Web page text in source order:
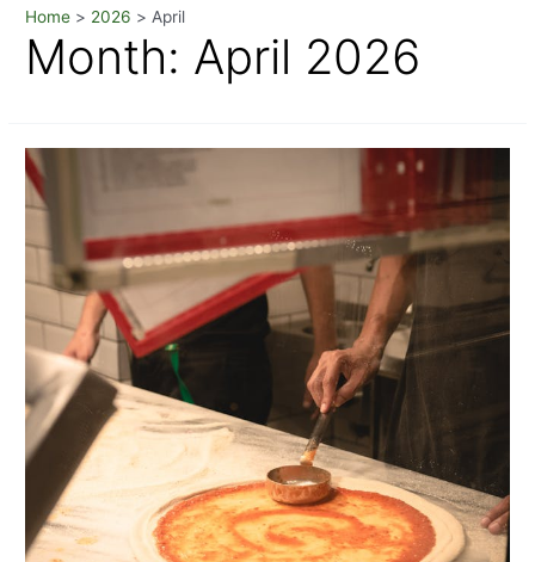
Home 2026 April
Month: April 2026